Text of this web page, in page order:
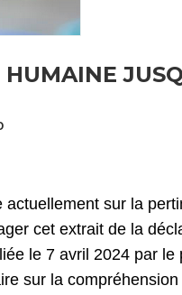
sur la
cet extrait de la
le 7 avril 2024 par le
sur la